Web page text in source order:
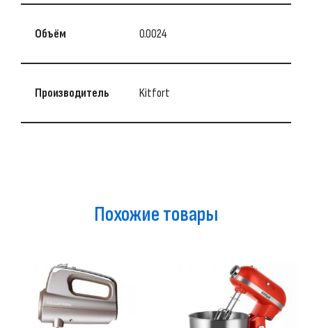
Объём 0.0024
Производитель Kitfort
Похожие товары